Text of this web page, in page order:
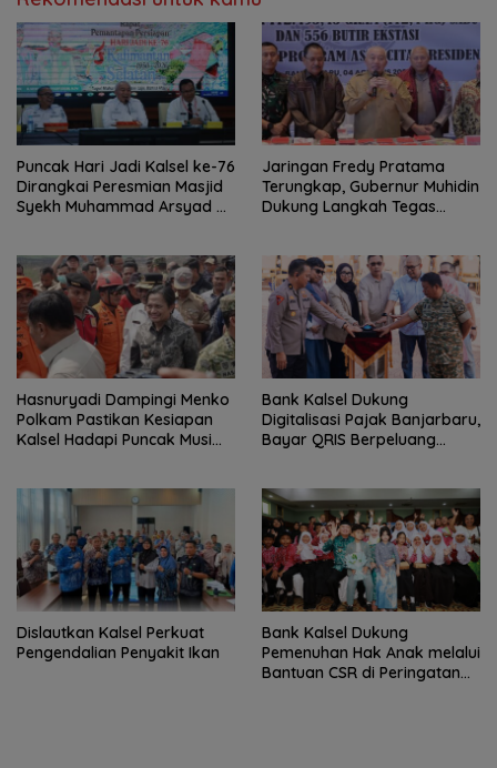
Puncak Hari Jadi Kalsel ke-76
Dirangkai Peresmian Masjid
Syekh Muhammad Arsyad Al
Jaringan Fredy Pratama
Terungkap, Gubernur Muhidin
Dukung Langkah Tegas
Hasnuryadi Dampingi Menko
Polkam Pastikan Kesiapan
Kalsel Hadapi Puncak Musim
Bank Kalsel Dukung
Digitalisasi Pajak Banjarbaru,
Bayar QRIS Berpeluang
Dislautkan Kalsel Perkuat
Pengendalian Penyakit Ikan
Bank Kalsel Dukung
Pemenuhan Hak Anak melalui
Bantuan CSR di Peringatan